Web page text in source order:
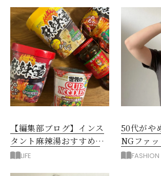
【編集部ブログ】インス
タント麻辣湯おすすめ3
選！シビ辛好きはお試し
LIFE
50代がや
NGファ
持ち服を
FASHION